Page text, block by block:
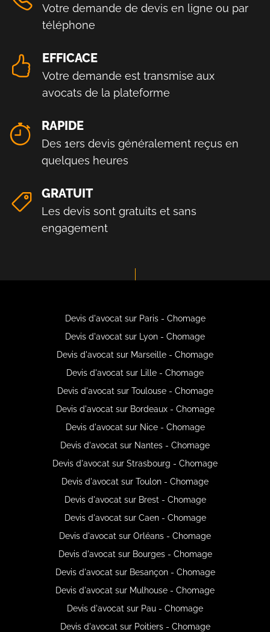
Votre demande de devis en ligne ou par
téléphone
EFFICACE
Votre demande est transmise aux
avocats de la plateforme
RAPIDE
Des 1ers devis généralement reçus en
quelques heures
GRATUIT
Les devis sont gratuits et sans
engagement
Devis d'avocat sur Paris - Chomage
Devis d'avocat sur Lyon - Chomage
Devis d'avocat sur Marseille - Chomage
Devis d'avocat sur Lille - Chomage
Devis d'avocat sur Toulouse - Chomage
Devis d'avocat sur Bordeaux - Chomage
Devis d'avocat sur Nice - Chomage
Devis d'avocat sur Nantes - Chomage
Devis d'avocat sur Strasbourg - Chomage
Devis d'avocat sur Toulon - Chomage
Devis d'avocat sur Brest - Chomage
Devis d'avocat sur Caen - Chomage
Devis d'avocat sur Orléans - Chomage
Devis d'avocat sur Bourges - Chomage
Devis d'avocat sur Besançon - Chomage
Devis d'avocat sur Mulhouse - Chomage
Devis d'avocat sur Pau - Chomage
Devis d'avocat sur Poitiers - Chomage